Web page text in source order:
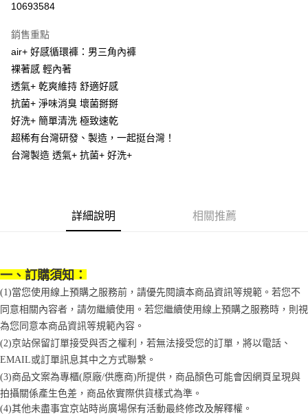
Google Pay
全盈+PAY
大哥付你分期
相關說明
【大哥付你分期使用說明】
1.本服務由台灣大哥大提供，台灣大哥大用戶可立即使用無須另外申請。
2.付款方式選擇「大哥付你分期」，訂單成立後會自動跳轉到大哥付的交易
流程，驗證手機門號後，選擇欲分期的期數、繳款截止日，確認付款後即完
消。如遇「轉專審核」未通過狀況，表示未達大哥付你分期系統評分，恕無
法說明評估內容。
2.透過簡訊連結打開帳單後，可選擇「超商條碼／台灣大直營門市／銀行轉
帳／街口支付／iPASS MONEY」等通路繳費。
【注意事項】
1.本服務係由「台灣大哥大股份有限公司」（以下簡稱本公司）所提供，讓
買賣價金債權讓與本公司後，依約使用本公司帳單繳交帳款。
2.基於同意付款使用「大哥付你分期」之契約關係目的，商店將以您的個人
資料（包含姓名、電話或地址）提供予台灣大哥大進項蒐集、處理及利用，
由本公司與您本人進行分期帳單所需資料之確認、核對及更正。
3.完整用戶服務條款，請詳閱以下連結：https://oppay.tw/userRule
AFTEE先享後付
相關說明
２．便利：只要手機號碼，簡訊認證，即可結帳。
３．安心：先確認商品／服務後，再付款。
１．於結帳方式選擇「AFTEE先享後付」後，將跳轉至「AFTEE先享後付」
結帳頁面，進行簡訊認證並確認金額後，即可完成結帳。
２．訂單成立數日內，您將收到繳費通知簡訊。
３．收到繳費通知簡訊後14天內，點擊此簡訊中的連結，可透過四大超商／
ATM／網路銀行／等多元方式進行付款，方視為交易完成。
※ 請注意：結帳手續完成當下不需立刻繳費，但若您需要取消訂單，請聯絡
購買商品的店家。未經商家同意取消之訂單仍視為有效，需透過AFTEE先享
後付繳納相關費用。
※ 交易是否成功請以「AFTEE先享後付 」之結帳頁面顯示為準，若有關於
是否繳費成功／繳費後需取消欲退款等相關疑問，請聯繫「AFTEE先享後付
客戶支援中心」https://netprotections.freshdesk.com/support/home
【注意事項】
付款後全家取貨
付款後7-11取貨
每筆NT$70，滿NT$899(含以上)免運費
宅配
每筆NT$100，滿NT$1,000(含以上)免運費
京站台北店客服中心(1F星巴克旁) 即日起不提供京站紙袋，取件時
請自備購物袋，若需購買紙袋可現場詢問
免運費
10693584
銷售重點
air+ 好感循環褲：男三角內褲
裸著感 輕內著
透氣+ 乾爽維持 舒適好感
抗菌+ 淨味消臭 壞菌掰掰
好洗+ 簡單清洗 極致速乾
超稀有台灣研發、製造，一起挺台灣！
台灣製造 透氣+ 抗菌+ 好洗+
詳細說明 相關推薦
一、訂購須知：
(1)當您使用線上預購之服務前，請優先閱讀本商品資訊等規範。若您不
同意相關內容者，請勿繼續使用。若您繼續使用線上預購之服務時，則視
為您同意本商品資訊等規範內容。
(2)京站保留訂單接受與否之權利，若無法接受您的訂單，將以電話、
EMAIL或訂單訊息其中之方式聯繫。
(3)商品文案為專櫃(原廠/供應商)所提供，商品顏色可能會因網頁呈現與
拍攝關係產生色差，商品依實際供貨樣式為準。
(4)其他未盡事宜京站時尚廣場保有活動最終修改及解釋權。